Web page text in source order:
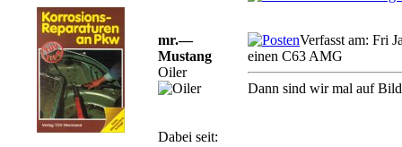
mr.—
Mustang
Oiler
Dabei seit:
Verfasst am: Fri
einen C63 AMG
Dann sind wir mal auf